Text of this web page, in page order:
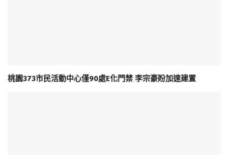
桃園373市民活動中心僅90處E化門禁 李宗豪盼加速建置